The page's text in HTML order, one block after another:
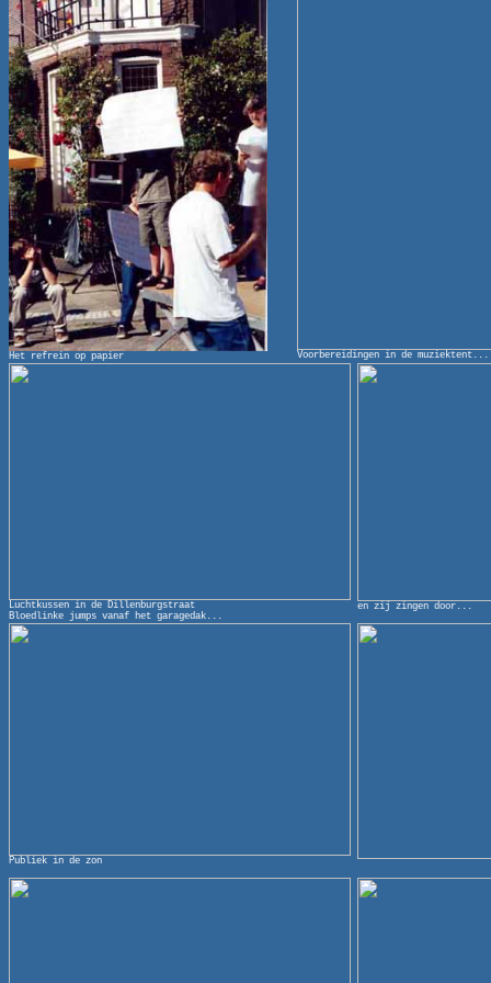
Het refrein op papier Voorbereidingen in de muziektent...
Luchtkussen in de Dillenburgstraat
Bloedlinke jumps vanaf het garagedak...
en zij zingen door...
Publiek in de zon